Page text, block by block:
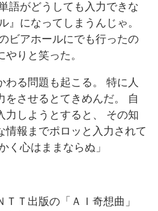
語がどうしても入力できな
』になってしまうんじゃ。
ビアホールにでも行ったの
りと笑った。
わる問題も起こる。 特に人
をさせるとてきめんだ。 自
力しようとすると、 その知
情報までポロッと入力されて
く心はままならぬ」
Ｔ出版の「ＡＩ奇想曲」